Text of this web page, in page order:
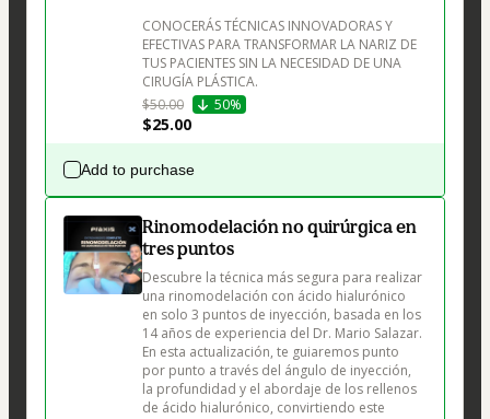
CONOCERÁS TÉCNICAS INNOVADORAS Y
EFECTIVAS PARA TRANSFORMAR LA NARIZ DE
TUS PACIENTES SIN LA NECESIDAD DE UNA
CIRUGÍA PLÁSTICA.
$50.00
50%
$25.00
Add to purchase
Rinomodelación no quirúrgica en
tres puntos
Descubre la técnica más segura para realizar
una rinomodelación con ácido hialurónico
en solo 3 puntos de inyección, basada en los
14 años de experiencia del Dr. Mario Salazar.
En esta actualización, te guiaremos punto
por punto a través del ángulo de inyección,
la profundidad y el abordaje de los rellenos
de ácido hialurónico, convirtiendo este